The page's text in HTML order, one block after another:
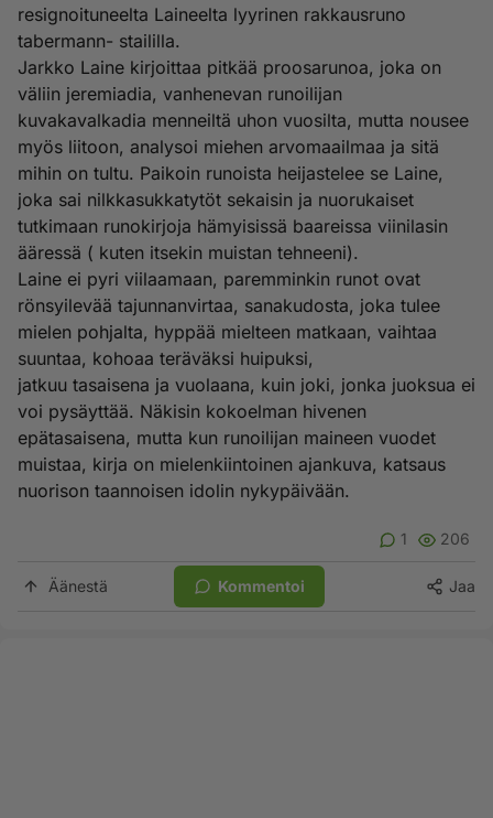
resignoituneelta Laineelta lyyrinen rakkausruno
tabermann- staililla.
Jarkko Laine kirjoittaa pitkää proosarunoa, joka on
väliin jeremiadia, vanhenevan runoilijan
kuvakavalkadia menneiltä uhon vuosilta, mutta nousee
myös liitoon, analysoi miehen arvomaailmaa ja sitä
mihin on tultu. Paikoin runoista heijastelee se Laine,
joka sai nilkkasukkatytöt sekaisin ja nuorukaiset
tutkimaan runokirjoja hämyisissä baareissa viinilasin
ääressä ( kuten itsekin muistan tehneeni).
Laine ei pyri viilaamaan, paremminkin runot ovat
rönsyilevää tajunnanvirtaa, sanakudosta, joka tulee
mielen pohjalta, hyppää mielteen matkaan, vaihtaa
suuntaa, kohoaa teräväksi huipuksi,
jatkuu tasaisena ja vuolaana, kuin joki, jonka juoksua ei
voi pysäyttää. Näkisin kokoelman hivenen
epätasaisena, mutta kun runoilijan maineen vuodet
muistaa, kirja on mielenkiintoinen ajankuva, katsaus
nuorison taannoisen idolin nykypäivään.
1 206
Äänestä Kommentoi Jaa